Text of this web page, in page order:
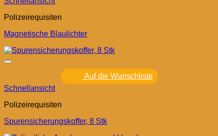
Polizeirequisiten
Magnetische Blaulichter
Auf die Wunschliste
Schnellansicht
Polizeirequisiten
Spurensicherungskoffer, 8 Stk